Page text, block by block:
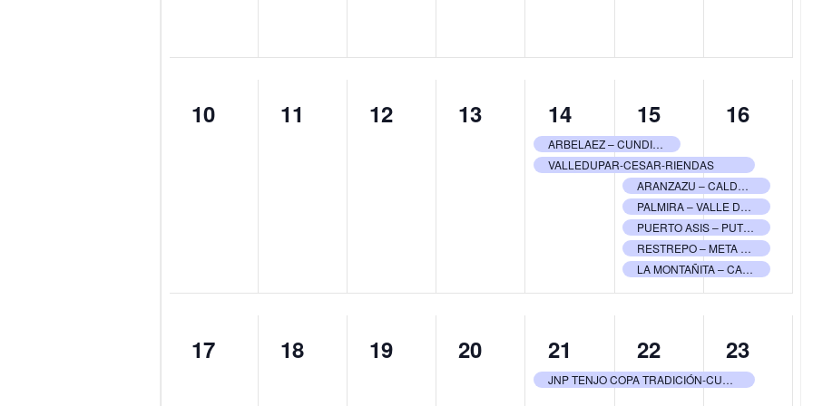
0
10
0
11
0
12
0
eventos,
13
2
eventos,
14
ARBELAEZ – CUNDINAMARCA – ANCA
VALLEDUPAR-CESAR-RIENDAS
7
eventos,
15
ARANZAZU – CALDAS – ASDECALDAS
PALMIRA – VALLE DEL CAUCA ASDEOCCIDENTE
PUERTO ASIS – PUTUMAYO ASOCALA
RESTREPO – META – CABALLANOS
LA MONTAÑITA – CAQUETA ACABACA
6
16
0
17
0
18
0
19
0
eventos,
20
1
evento,
21
JNP TENJO COPA TRADICIÓN-CUNDINAMARCA-ASDEPASO
1
evento,
22
1
evento,
23